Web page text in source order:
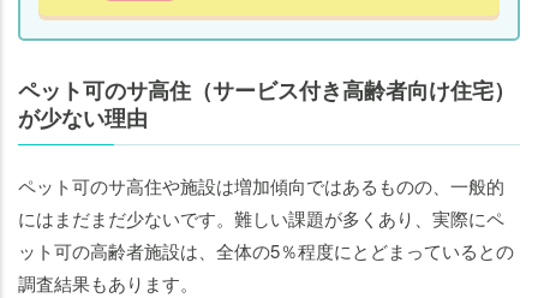
ペット可のサ高住（サービス付き高齢者向け住宅）
が少ない理由
ペット可のサ高住や施設は増加傾向ではあるものの、一般的
にはまだまだ少ないです。難しい課題が多くあり、実際にペ
ット可の高齢者施設は、全体の5％程度にとどまっているとの
調査結果もあります。